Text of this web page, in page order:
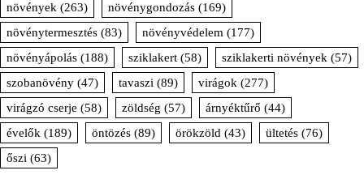
növények (263) növénygondozás (169)
növénytermesztés (83) növényvédelem (177)
növényápolás (188) sziklakert (58) sziklakerti növények (57)
szobanövény (47) tavaszi (89) virágok (277)
virágzó cserje (58) zöldség (57) árnyéktűrő (44)
évelők (189) öntözés (89) örökzöld (43) ültetés (76)
őszi (63)